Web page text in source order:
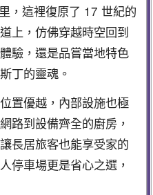
，這裡復原了 17 世紀的
上，仿佛穿越時空回到
驗，還是品嘗當地特色
丁的靈魂。
置優越，內部設施也極
路到設備齊全的廚房，
長居旅客也能享受家的
停車場更是省心之選，